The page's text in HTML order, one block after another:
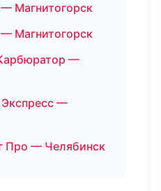
Магнитогорск
Магнитогорск
—
—
Про — Челябинск